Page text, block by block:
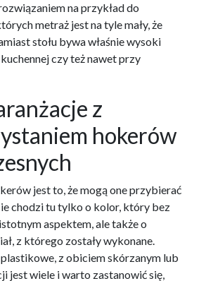
na przykład do
metraż jest na tyle mały, że
stołu bywa właśnie wysoki
czy też nawet przy
z
hokerów
jest to, że mogą one przybierać
chodzi tu tylko o kolor, który bez
aspektem, ale także o
z którego zostały wykonane.
z obiciem skórzanym lub
jest wiele i warto zastanowić się,